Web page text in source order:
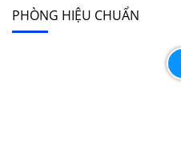
PHÒNG HIỆU CHUẨN